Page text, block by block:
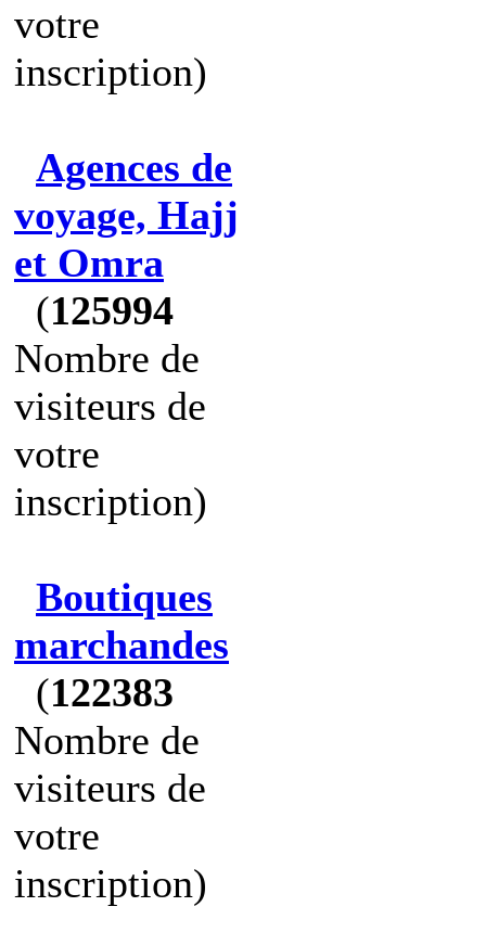
votre
inscription)
Agences de
voyage, Hajj
et Omra
(125994
Nombre de
visiteurs de
votre
inscription)
Boutiques
marchandes
(122383
Nombre de
visiteurs de
votre
inscription)